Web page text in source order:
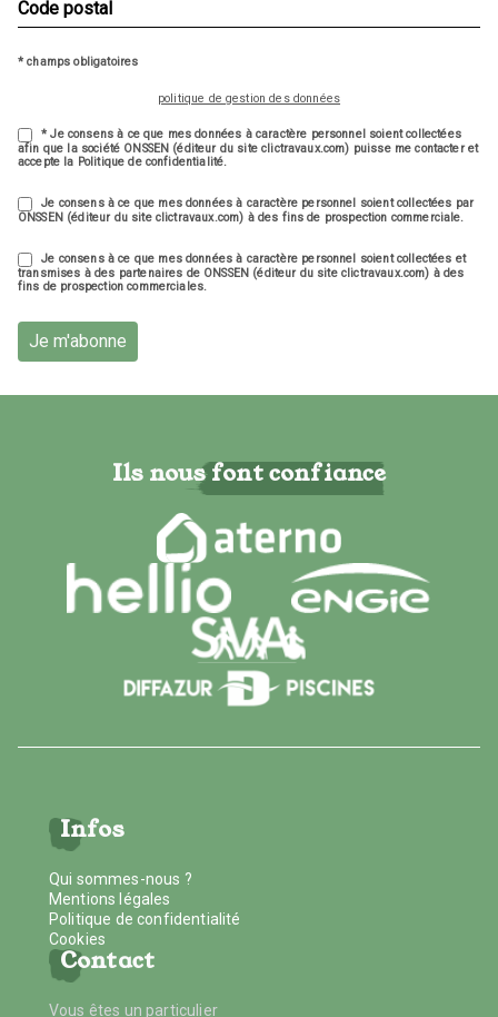
* champs obligatoires
politique de gestion des données
* Je consens à ce que mes données à caractère personnel soient collectées
afin que la société ONSSEN (éditeur du site clictravaux.com) puisse me contacter et
accepte la Politique de confidentialité.
Je consens à ce que mes données à caractère personnel soient collectées par
ONSSEN (éditeur du site clictravaux.com) à des fins de prospection commerciale.
Je consens à ce que mes données à caractère personnel soient collectées et
transmises à des partenaires de ONSSEN (éditeur du site clictravaux.com) à des
fins de prospection commerciales.
Je m'abonne
Ils nous font confiance
Infos
Qui sommes-nous ?
Mentions légales
Politique de confidentialité
Cookies
Contact
Vous êtes un particulier